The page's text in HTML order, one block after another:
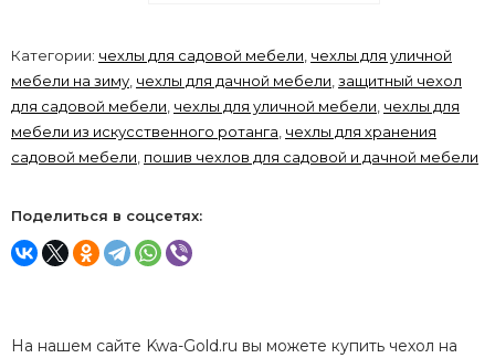
Категории: чехлы для садовой мебели чехлы для уличной
мебели на зиму чехлы для дачной мебели защитный чехол
для садовой мебели чехлы для уличной мебели чехлы для
мебели из искусственного ротанга чехлы для хранения
садовой мебели пошив чехлов для садовой и дачной мебели
Поделиться в соцсетях:
На нашем сайте Kwa-Gold.ru вы можете купить чехол на